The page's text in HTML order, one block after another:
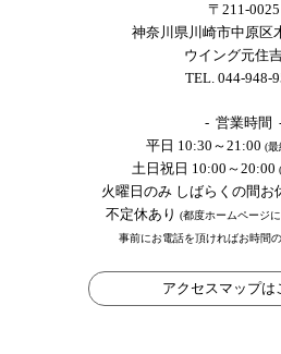
〒211-0025
神奈川県川崎市中原区
ウイング元住
TEL. 044-948-
- 営業時間
平日 10:30～21:00 (最
土日祝日 10:00～20:00
火曜日のみ しばらくの間お
不定休あり (都度ホームページ
事前にお電話を頂ければお時間
アクセスマップは